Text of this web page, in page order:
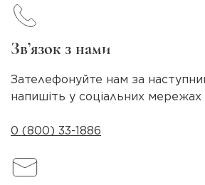
Зв’язок з нами
Зателефонуйте нам за
напишіть у соціальних мережах
0 (800) 33-1886